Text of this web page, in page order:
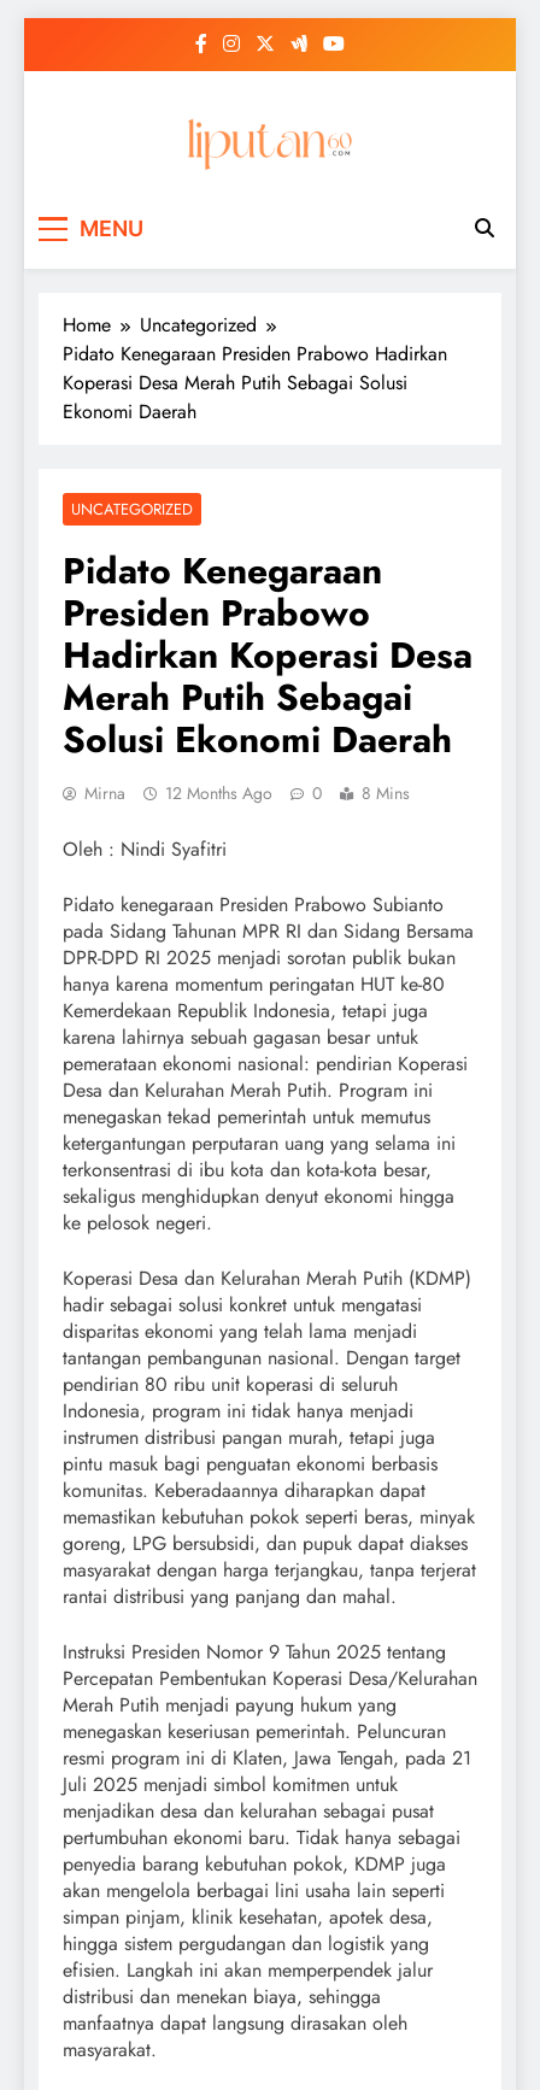
MENU
Home
Uncategorized
Pidato Kenegaraan Presiden Prabowo Hadirkan
Koperasi Desa Merah Putih Sebagai Solusi
Ekonomi Daerah
UNCATEGORIZED
Pidato Kenegaraan
Presiden Prabowo
Hadirkan Koperasi Desa
Merah Putih Sebagai
Solusi Ekonomi Daerah
Mirna 12 Months Ago 0 8 Mins
Oleh : Nindi Syafitri
Pidato kenegaraan Presiden Prabowo Subianto
pada Sidang Tahunan MPR RI dan Sidang Bersama
DPR-DPD RI 2025 menjadi sorotan publik bukan
hanya karena momentum peringatan HUT ke-80
Kemerdekaan Republik Indonesia, tetapi juga
karena lahirnya sebuah gagasan besar untuk
pemerataan ekonomi nasional: pendirian Koperasi
Desa dan Kelurahan Merah Putih. Program ini
menegaskan tekad pemerintah untuk memutus
ketergantungan perputaran uang yang selama ini
terkonsentrasi di ibu kota dan kota-kota besar,
sekaligus menghidupkan denyut ekonomi hingga
ke pelosok negeri.
Koperasi Desa dan Kelurahan Merah Putih (KDMP)
hadir sebagai solusi konkret untuk mengatasi
disparitas ekonomi yang telah lama menjadi
tantangan pembangunan nasional. Dengan target
pendirian 80 ribu unit koperasi di seluruh
Indonesia, program ini tidak hanya menjadi
instrumen distribusi pangan murah, tetapi juga
pintu masuk bagi penguatan ekonomi berbasis
komunitas. Keberadaannya diharapkan dapat
memastikan kebutuhan pokok seperti beras, minyak
goreng, LPG bersubsidi, dan pupuk dapat diakses
masyarakat dengan harga terjangkau, tanpa terjerat
rantai distribusi yang panjang dan mahal.
Instruksi Presiden Nomor 9 Tahun 2025 tentang
Percepatan Pembentukan Koperasi Desa/Kelurahan
Merah Putih menjadi payung hukum yang
menegaskan keseriusan pemerintah. Peluncuran
resmi program ini di Klaten, Jawa Tengah, pada 21
Juli 2025 menjadi simbol komitmen untuk
menjadikan desa dan kelurahan sebagai pusat
pertumbuhan ekonomi baru. Tidak hanya sebagai
penyedia barang kebutuhan pokok, KDMP juga
akan mengelola berbagai lini usaha lain seperti
simpan pinjam, klinik kesehatan, apotek desa,
hingga sistem pergudangan dan logistik yang
efisien. Langkah ini akan memperpendek jalur
distribusi dan menekan biaya, sehingga
manfaatnya dapat langsung dirasakan oleh
masyarakat.